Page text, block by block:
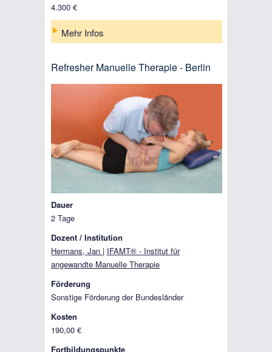
4.300 €
Mehr Infos
Refresher Manuelle Therapie - Berlin
Dauer
2 Tage
Dozent / Institution
Hermans, Jan | IFAMT® - Institut für
angewandte Manuelle Therapie
Förderung
Sonstige Förderung der Bundesländer
Kosten
190,00 €
Fortbildungspunkte